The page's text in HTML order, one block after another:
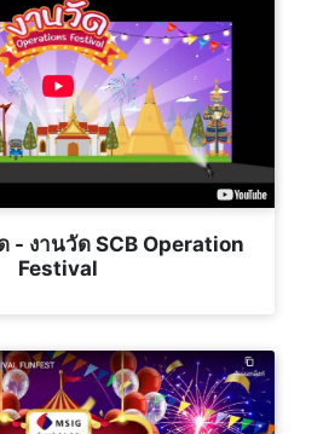
- งานวัด SCB Operation
Festival